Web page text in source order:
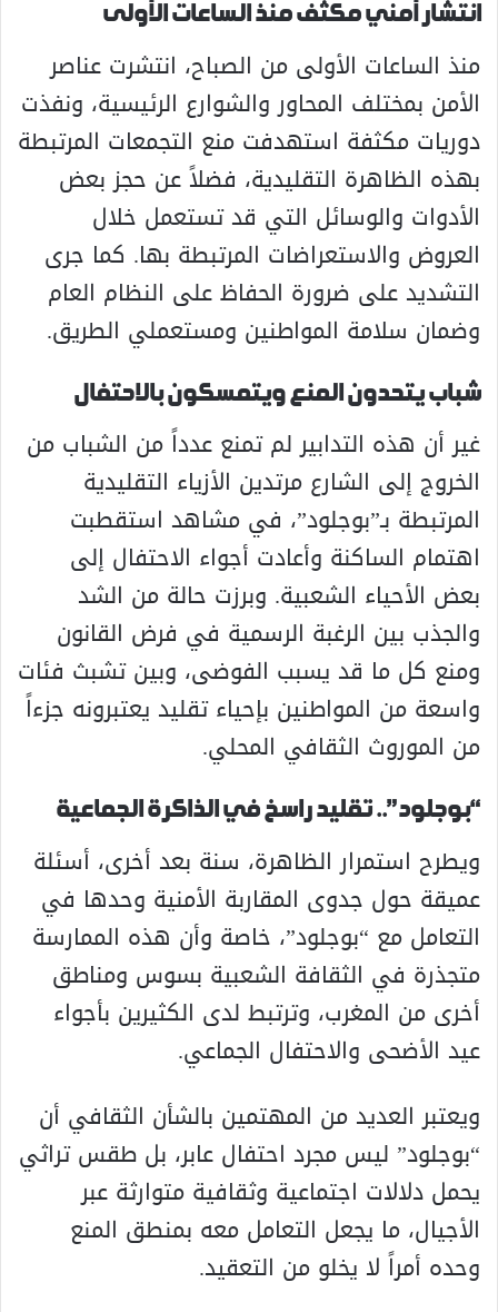
انتشار أمني مكثف منذ الساعات الأولى
منذ الساعات الأولى من الصباح، انتشرت عناصر
الأمن بمختلف المحاور والشوارع الرئيسية، ونفذت
دوريات مكثفة استهدفت منع التجمعات المرتبطة
بهذه الظاهرة التقليدية، فضلاً عن حجز بعض
الأدوات والوسائل التي قد تستعمل خلال
العروض والاستعراضات المرتبطة بها. كما جرى
التشديد على ضرورة الحفاظ على النظام العام
وضمان سلامة المواطنين ومستعملي الطريق.
شباب يتحدون المنع ويتمسكون بالاحتفال
غير أن هذه التدابير لم تمنع عدداً من الشباب من
الخروج إلى الشارع مرتدين الأزياء التقليدية
المرتبطة بـ”بوجلود”، في مشاهد استقطبت
اهتمام الساكنة وأعادت أجواء الاحتفال إلى
بعض الأحياء الشعبية. وبرزت حالة من الشد
والجذب بين الرغبة الرسمية في فرض القانون
ومنع كل ما قد يسبب الفوضى، وبين تشبث فئات
واسعة من المواطنين بإحياء تقليد يعتبرونه جزءاً
من الموروث الثقافي المحلي.
“بوجلود”.. تقليد راسخ في الذاكرة الجماعية
ويطرح استمرار الظاهرة، سنة بعد أخرى، أسئلة
عميقة حول جدوى المقاربة الأمنية وحدها في
التعامل مع “بوجلود”، خاصة وأن هذه الممارسة
متجذرة في الثقافة الشعبية بسوس ومناطق
أخرى من المغرب، وترتبط لدى الكثيرين بأجواء
عيد الأضحى والاحتفال الجماعي.
ويعتبر العديد من المهتمين بالشأن الثقافي أن
“بوجلود” ليس مجرد احتفال عابر، بل طقس تراثي
يحمل دلالات اجتماعية وثقافية متوارثة عبر
الأجيال، ما يجعل التعامل معه بمنطق المنع
وحده أمراً لا يخلو من التعقيد.